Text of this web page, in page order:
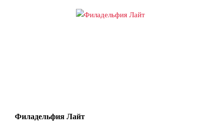
Филадельфия Лайт